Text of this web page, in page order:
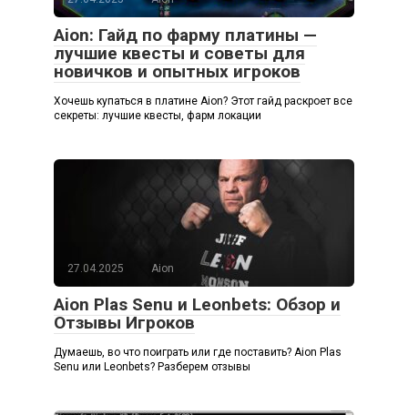
Aion: Гайд по фарму платины —
лучшие квесты и советы для
новичков и опытных игроков
Хочешь купаться в платине Aion? Этот гайд раскроет все
секреты: лучшие квесты, фарм локации
27.04.2025 Aion
Aion Plas Senu и Leonbets: Обзор и
Отзывы Игроков
Думаешь, во что поиграть или где поставить? Aion Plas
Senu или Leonbets? Разберем отзывы